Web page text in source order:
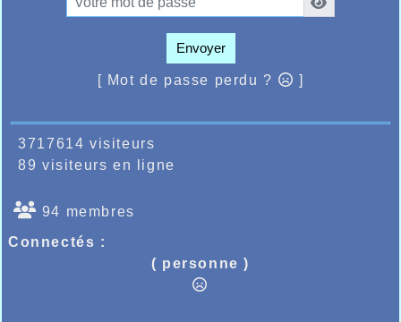
Envoyer
[ Mot de passe perdu ? ]
3717614 visiteurs
89 visiteurs en ligne
94 membres
Connectés :
( personne )